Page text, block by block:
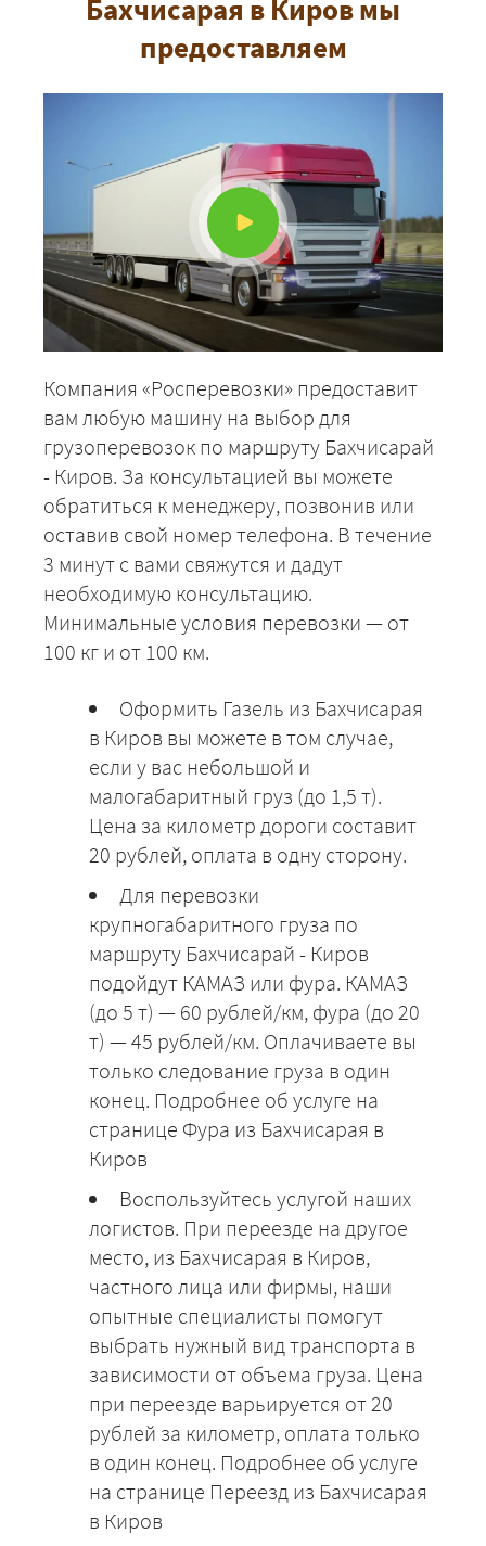
Бахчисарая в Киров мы
предоставляем
Компания «Росперевозки» предоставит
вам любую машину на выбор для
грузоперевозок по маршруту Бахчисарай
- Киров. За консультацией вы можете
обратиться к менеджеру, позвонив или
оставив свой номер телефона. В течение
3 минут с вами свяжутся и дадут
необходимую консультацию.
Минимальные условия перевозки — от
100 кг и от 100 км.
Оформить Газель из Бахчисарая
в Киров вы можете в том случае,
если у вас небольшой и
малогабаритный груз (до 1,5 т).
Цена за километр дороги составит
20 рублей, оплата в одну сторону.
Для перевозки
крупногабаритного груза по
маршруту Бахчисарай - Киров
подойдут КАМАЗ или фура. КАМАЗ
(до 5 т) — 60 рублей/км, фура (до 20
т) — 45 рублей/км. Оплачиваете вы
только следование груза в один
конец. Подробнее об услуге на
странице Фура из Бахчисарая в
Киров
Воспользуйтесь услугой наших
логистов. При переезде на другое
место, из Бахчисарая в Киров,
частного лица или фирмы, наши
опытные специалисты помогут
выбрать нужный вид транспорта в
зависимости от объема груза. Цена
при переезде варьируется от 20
рублей за километр, оплата только
в один конец. Подробнее об услуге
на странице Переезд из Бахчисарая
в Киров
ЗАКАЗАТЬ